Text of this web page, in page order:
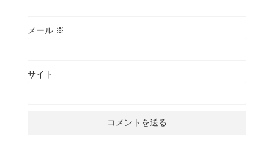
メール ※
サイト